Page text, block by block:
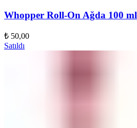
Whopper Roll-On Ağda 100 ml
₺ 50,00
Satıldı